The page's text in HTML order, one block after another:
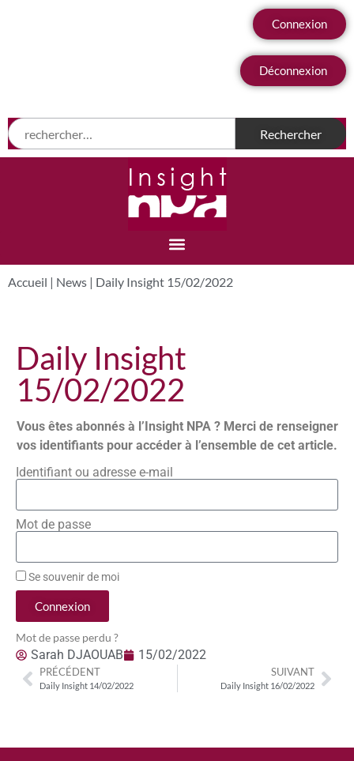
Connexion
Déconnexion
Accueil | News | Daily Insight 15/02/2022
Daily Insight
15/02/2022
Vous êtes abonnés à l’Insight NPA ? Merci de renseigner
vos identifiants pour accéder à l’ensemble de cet article.
Identifiant ou adresse e-mail
Mot de passe
Se souvenir de moi
Connexion
Mot de passe perdu ?
Sarah DJAOUAB 15/02/2022
PRÉCÉDENT
Daily Insight 14/02/2022
SUIVANT
Daily Insight 16/02/2022